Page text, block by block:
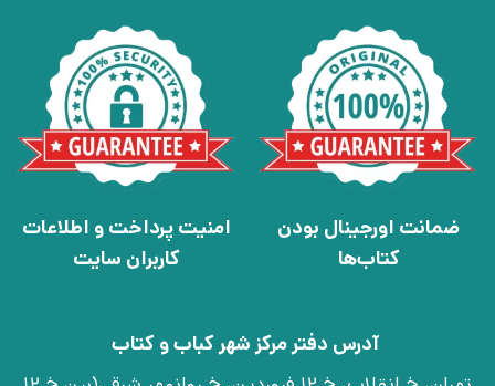
ضمانت اورجینال بودن
کتاب‌ها
امنیت پرداخت و اطلاعات
کاربران سایت
آدرس دفتر مرکز شهر کباب و کتاب